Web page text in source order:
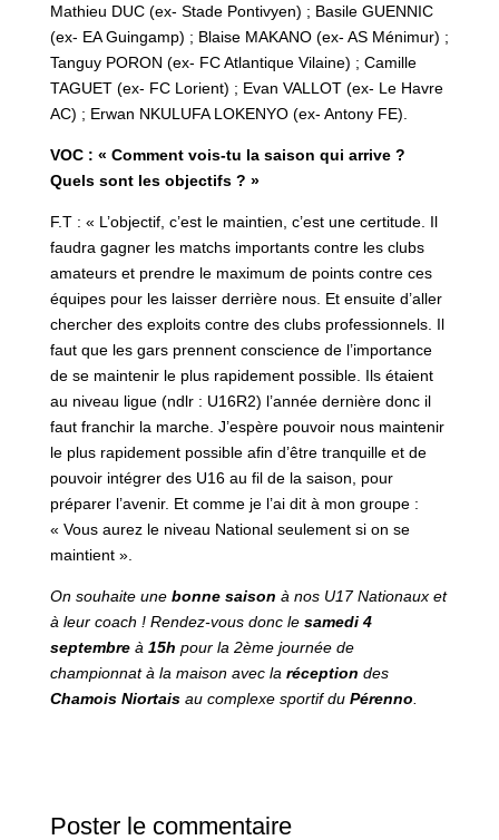
Mathieu DUC (ex- Stade Pontivyen) ; Basile GUENNIC
(ex- EA Guingamp) ; Blaise MAKANO (ex- AS Ménimur) ;
Tanguy PORON (ex- FC Atlantique Vilaine) ; Camille
TAGUET (ex- FC Lorient) ; Evan VALLOT (ex- Le Havre
AC) ; Erwan NKULUFA LOKENYO (ex- Antony FE).
VOC : « Comment vois-tu la saison qui arrive ?
Quels sont les objectifs ? »
F.T : « L’objectif, c’est le maintien, c’est une certitude. Il
faudra gagner les matchs importants contre les clubs
amateurs et prendre le maximum de points contre ces
équipes pour les laisser derrière nous. Et ensuite d’aller
chercher des exploits contre des clubs professionnels. Il
faut que les gars prennent conscience de l’importance
de se maintenir le plus rapidement possible. Ils étaient
au niveau ligue (ndlr : U16R2) l’année dernière donc il
faut franchir la marche. J’espère pouvoir nous maintenir
le plus rapidement possible afin d’être tranquille et de
pouvoir intégrer des U16 au fil de la saison, pour
préparer l’avenir. Et comme je l’ai dit à mon groupe :
« Vous aurez le niveau National seulement si on se
maintient ».
On souhaite une bonne saison à nos U17 Nationaux et
à leur coach ! Rendez-vous donc le samedi 4
septembre à15h pour la 2ème journée de
championnat à la maison avec la réception des
Chamois Niortaisau complexe sportif du Pérenno.
Poster le commentaire